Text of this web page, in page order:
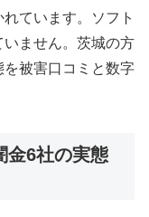
ています。ソフト
ません。茨城の方
被害口コミと数字
金6社の実態